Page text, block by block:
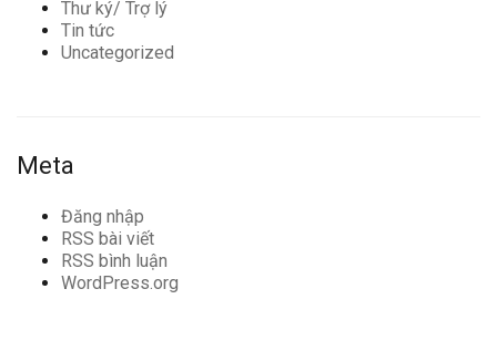
Thư ký/ Trợ lý
Tin tức
Uncategorized
Meta
Đăng nhập
RSS bài viết
RSS bình luận
WordPress.org